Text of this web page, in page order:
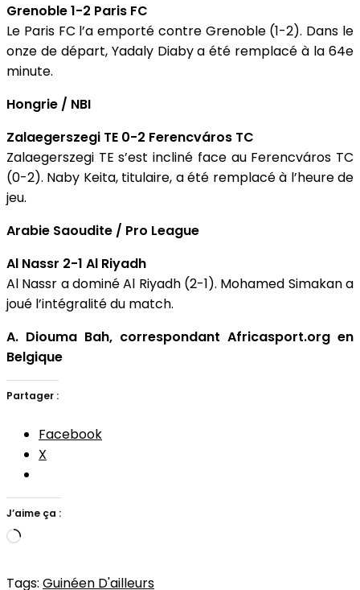
Grenoble 1-2 Paris FC
Le Paris FC l’a emporté contre Grenoble (1-2). Dans le
onze de départ, Yadaly Diaby a été remplacé à la 64e
minute.
Hongrie / NBI
Zalaegerszegi TE 0-2 Ferencváros TC
Zalaegerszegi TE s’est incliné face au Ferencváros TC
(0-2). Naby Keita, titulaire, a été remplacé à l’heure de
jeu.
Arabie Saoudite / Pro League
Al Nassr 2-1 Al Riyadh
Al Nassr a dominé Al Riyadh (2-1). Mohamed Simakan a
joué l’intégralité du match.
A. Diouma Bah, correspondant Africasport.org en
Belgique
Partager :
Facebook
X
J’aime ça :
Chargement…
Tags: Guinéen D'ailleurs